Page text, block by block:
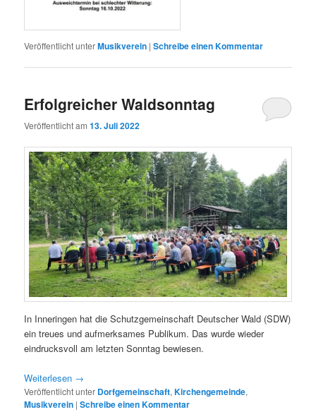
Veröffentlicht unterMusikverein |Schreibe einen Kommentar
Erfolgreicher Waldsonntag
Veröffentlicht am13. Juli 2022
In Inneringen hat die Schutzgemeinschaft Deutscher Wald (SDW)
ein treues und aufmerksames Publikum. Das wurde wieder
eindrucksvoll am letzten Sonntag bewiesen.
Weiterlesen →
Veröffentlicht unter Dorfgemeinschaft,Kirchengemeinde,
Musikverein |Schreibe einen Kommentar